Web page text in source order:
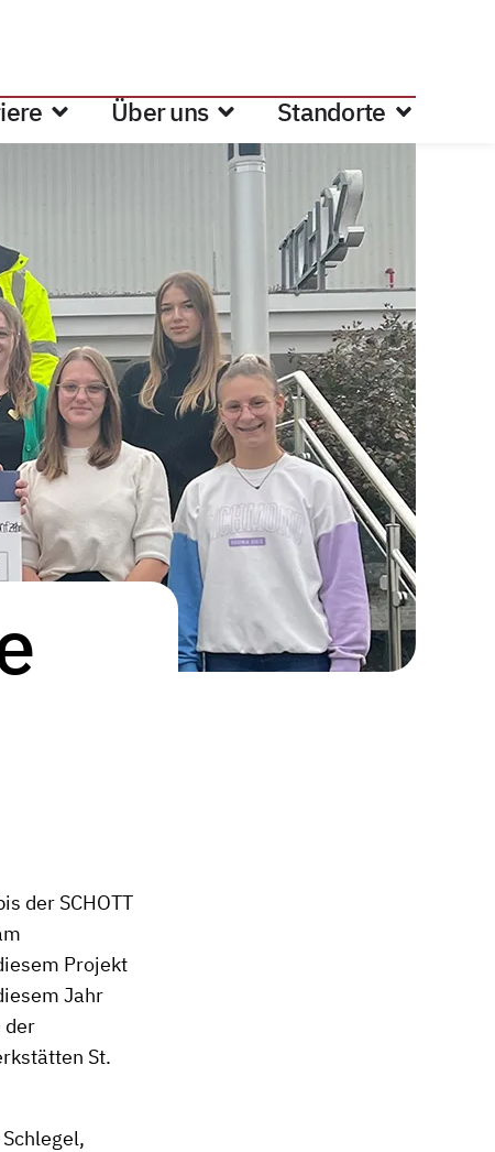
Über uns Standorte
der SCHOTT
Projekt
Jahr
der
St.